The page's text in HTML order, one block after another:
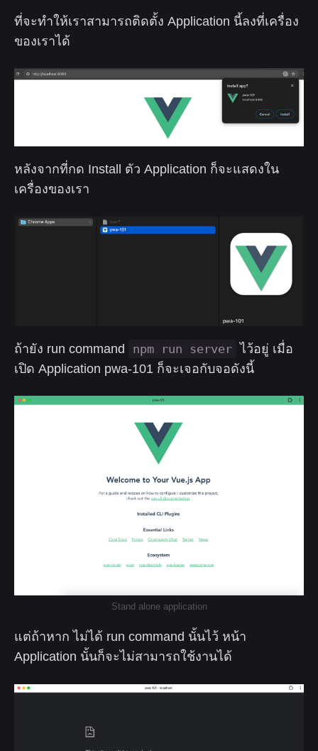
ที่จะทำให้เราสามารถติดตั้ง Application นี้ลงที่เครื่อง
ของเราได้
หลังจากที่กด Install ตัว Application ก็จะแสดงใน
เครื่องของเรา
ถ้ายัง run command npm run server ไว้อยู่ เมื่อ
เปิด Application pwa-101 ก็จะเจอกับจอดังนี้
Stand alone application
แต่ถ้าหาก ไม่ได้ run command นั้นไว้ หน้า
Application นั้นก็จะไม่สามารถใช้งานได้